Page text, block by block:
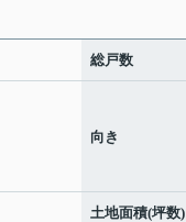
総戸数
向き
土地面積(坪数)